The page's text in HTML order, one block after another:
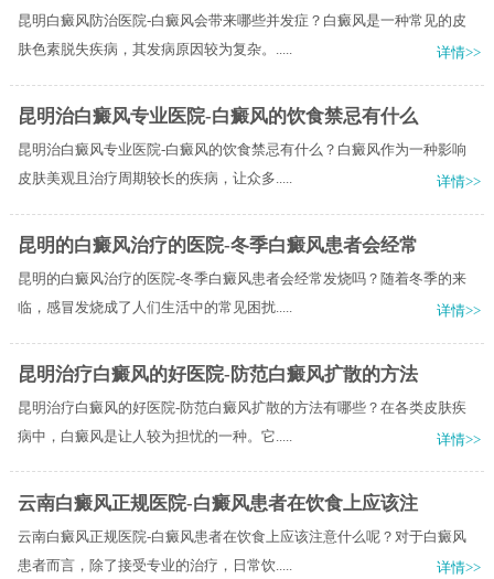
昆明白癜风防治医院-白癜风会带来哪些并发症？白癜风是一种常见的皮
肤色素脱失疾病，其发病原因较为复杂。.....
详情>>
昆明治白癜风专业医院-白癜风的饮食禁忌有什么
昆明治白癜风专业医院-白癜风的饮食禁忌有什么？白癜风作为一种影响
皮肤美观且治疗周期较长的疾病，让众多.....
详情>>
昆明的白癜风治疗的医院-冬季白癜风患者会经常
昆明的白癜风治疗的医院-冬季白癜风患者会经常发烧吗？随着冬季的来
临，感冒发烧成了人们生活中的常见困扰.....
详情>>
昆明治疗白癜风的好医院-防范白癜风扩散的方法
昆明治疗白癜风的好医院-防范白癜风扩散的方法有哪些？在各类皮肤疾
病中，白癜风是让人较为担忧的一种。它.....
详情>>
云南白癜风正规医院-白癜风患者在饮食上应该注
云南白癜风正规医院-白癜风患者在饮食上应该注意什么呢？对于白癜风
患者而言，除了接受专业的治疗，日常饮.....
详情>>